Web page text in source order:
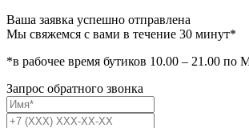
Ваша заявка успешно отправлена
Мы свяжемся с вами в течение 30 минут*
*в рабочее время бутиков 10.00 – 21.00 по
Запрос обратного звонка